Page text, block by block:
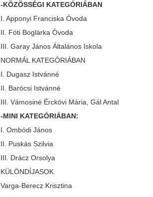
-KÖZÖSSÉGI KATEGÓRIÁBAN
I. Apponyi Franciska Óvoda
II. Fóti Boglárka Óvoda
III. Garay János Általános Iskola
NORMÁL KATEGÓRIÁBAN
I. Dugasz Istvánné
II. Barócsi Istvánné
III. Vámosiné Érckövi Mária, Gál Antal
-MINI KATEGÓRIÁBAN:
I. Ombódi János
II. Puskás Szilvia
III. Drácz Orsolya
KÜLÖNDÍJASOK
Varga-Berecz Krisztina